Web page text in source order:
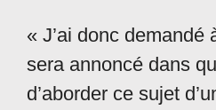
« J’ai donc demandé
sera annoncé dans
d’aborder ce sujet